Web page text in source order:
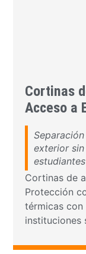
Cortinas
Acceso a
exterior
Cortinas de
Protección
térmicas con
instituciones